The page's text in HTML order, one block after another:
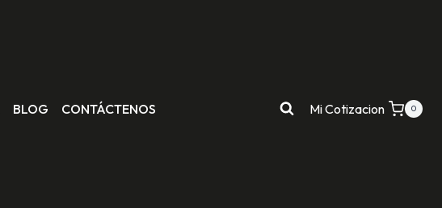
BLOG CONTÁCTENOS Mi Cotizacion 0